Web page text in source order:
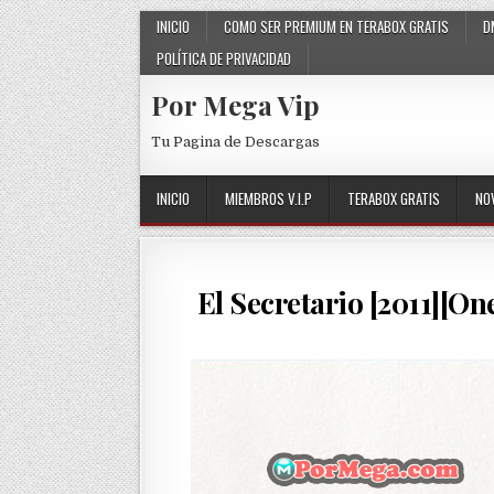
Skip to content INICIO COMO SER PREMIUM EN TERABOX GRATIS
POLÍTICA DE PRIVACIDAD
Por Mega Vip
Tu Pagina de Descargas
INICIO MIEMBROS V.I.P TERABOX GRATIS
El Secretario